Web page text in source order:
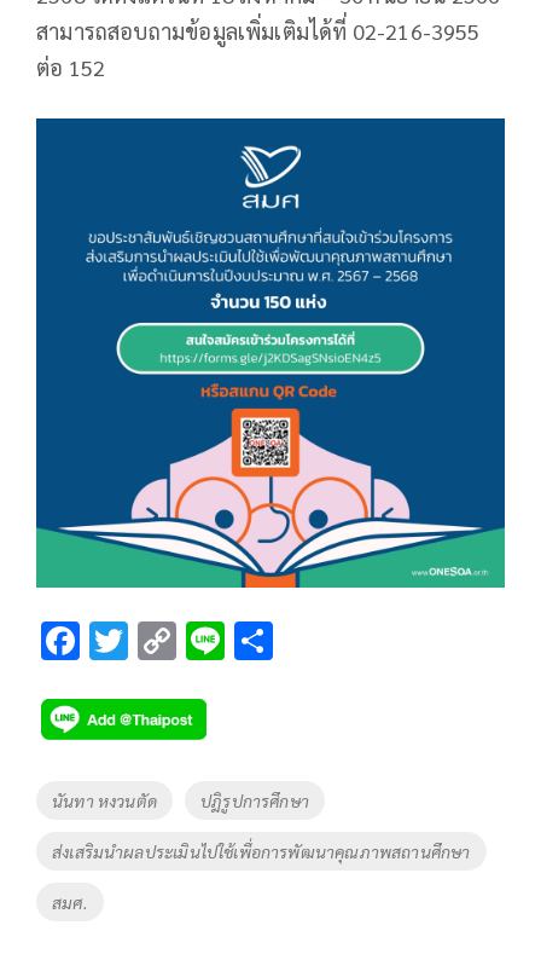
สามารถสอบถามข้อมูลเพิ่มเติมได้ที่ 02-216-3955
ต่อ 152
F
e
b
o
o
k
T
tt
er
C
p
y
Li
n
k
Li
Tags
นันทา หงวนตัด ปฎิรูปการศึกษา
ส่งเสริมนำผลประเมินไปใช้เพื่อการพัฒนาคุณภาพสถานศึกษา
สมศ.